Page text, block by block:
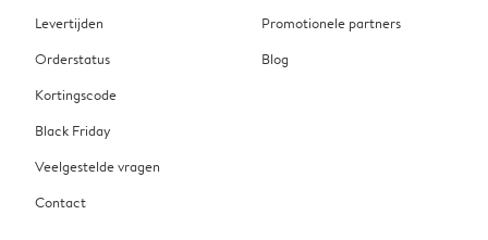
Levertijden
Orderstatus
Kortingscode
Black Friday
Veelgestelde vragen
Contact
Promotionele partners
Blog